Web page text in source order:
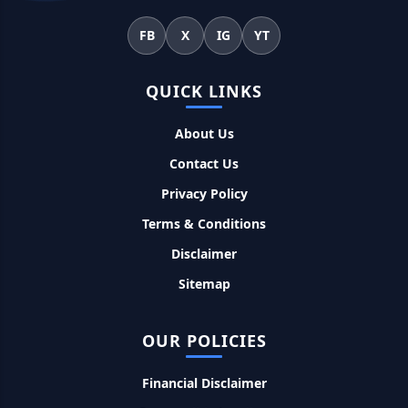
बैठे मिलता है सबसे सस्ता 5 लाख तक का लोन
Kotak Saving Account Open Online: आज ही घर बैठे खोले ये
UPI Credit Line Loan: अब UPI से भी ले सकते है 50000 तक का लोन,
बस अपने मोबाइल से ऐसे करे अप्लाई
हुई प्रधानमंत्री होम लोन योजना, 25 लाख को मिलेगा पैसा
Dairy Farming Loan Apply Online: डेयरी फार्मिंग लोन योजना के
आवेदन हुए शुरू, इस प्रकार ले सकते है दस लाख तक का लोन
FB X IG YT
QUICK LINKS
About Us
Contact Us
Privacy Policy
Terms & Conditions
Disclaimer
Sitemap
OUR POLICIES
Financial Disclaimer